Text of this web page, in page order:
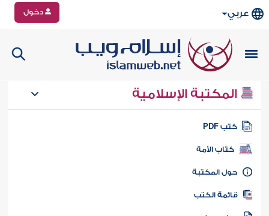
عربي دخول
المكتبة الإسلامية
كتب PDF
كتاب الأمة
المكتبة